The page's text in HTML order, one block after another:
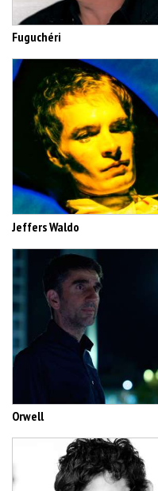
Fuguchéri
Jeffers Waldo
Orwell